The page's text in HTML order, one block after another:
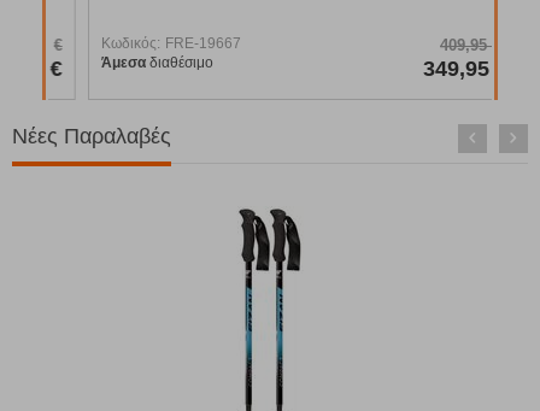
Κωδικός: FRE-19667
Άμεσαδιαθέσιμο
409,95 €
349,95 €
Νέες Παραλαβές